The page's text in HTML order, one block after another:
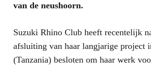
van de neushoorn.
Suzuki Rhino Club heeft recentelijk
afsluiting van haar langjarige project
(Tanzania) besloten om haar werk